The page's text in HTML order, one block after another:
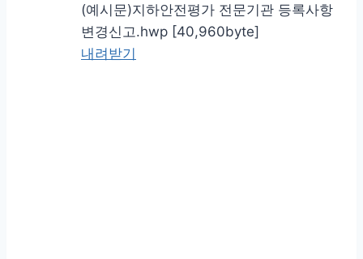
(예시문)지하안전평가 전문기관 등록사항
변경신고.hwp [40,960byte]
내려받기